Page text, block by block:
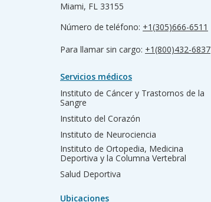
Miami, FL 33155
Número de teléfono: +1(305)666-6511
Para llamar sin cargo: +1(800)432-6837
Servicios médicos
Instituto de Cáncer y Trastornos de la
Sangre
Instituto del Corazón
Instituto de Neurociencia
Instituto de Ortopedia, Medicina
Deportiva y la Columna Vertebral
Salud Deportiva
Ubicaciones